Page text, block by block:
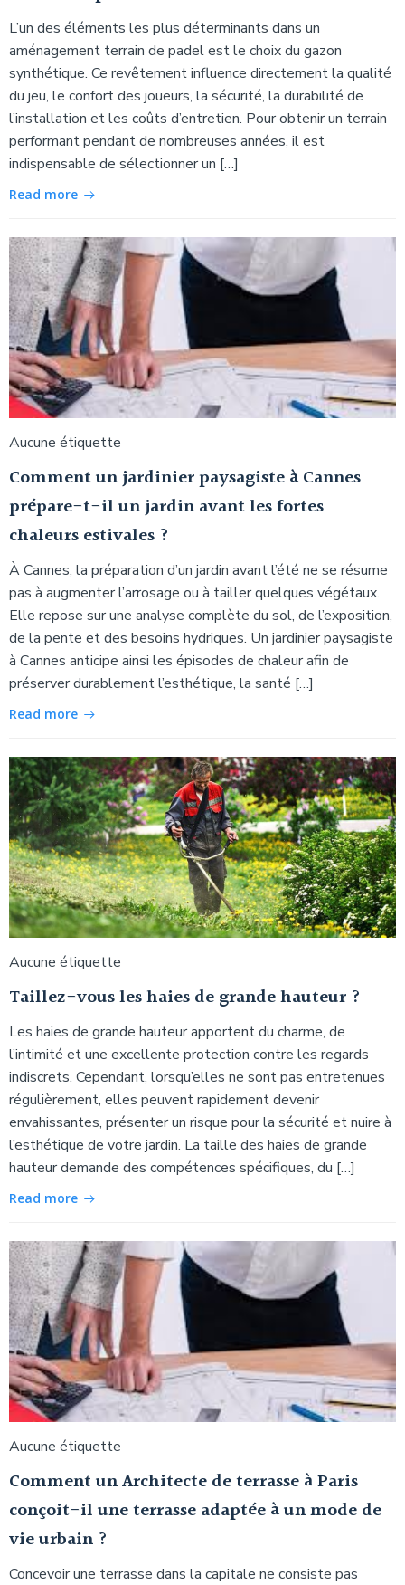
L’un des éléments les plus déterminants dans un
aménagement terrain de padel est le choix du gazon
synthétique. Ce revêtement influence directement la qualité
du jeu, le confort des joueurs, la sécurité, la durabilité de
l’installation et les coûts d’entretien. Pour obtenir un terrain
performant pendant de nombreuses années, il est
indispensable de sélectionner un […]
Read more
Aucune étiquette
Comment un jardinier paysagiste à Cannes
prépare-t-il un jardin avant les fortes
chaleurs estivales ?
À Cannes, la préparation d’un jardin avant l’été ne se résume
pas à augmenter l’arrosage ou à tailler quelques végétaux.
Elle repose sur une analyse complète du sol, de l’exposition,
de la pente et des besoins hydriques. Un jardinier paysagiste
à Cannes anticipe ainsi les épisodes de chaleur afin de
préserver durablement l’esthétique, la santé […]
Read more
Aucune étiquette
Taillez-vous les haies de grande hauteur ?
Les haies de grande hauteur apportent du charme, de
l’intimité et une excellente protection contre les regards
indiscrets. Cependant, lorsqu’elles ne sont pas entretenues
régulièrement, elles peuvent rapidement devenir
envahissantes, présenter un risque pour la sécurité et nuire à
l’esthétique de votre jardin. La taille des haies de grande
hauteur demande des compétences spécifiques, du […]
Read more
Aucune étiquette
Comment un Architecte de terrasse à Paris
conçoit-il une terrasse adaptée à un mode de
vie urbain ?
Concevoir une terrasse dans la capitale ne consiste pas